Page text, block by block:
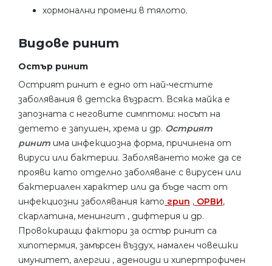
хормонални промени в тялото.
Видове ринит
Остър ринит
Острият ринит е едно от най-честите
заболявания в детска възраст. Всяка майка е
запозната с неговите симптоми: носът на
детето е запушен, хрема и др. Острият
ринит има инфекциозна форма, причинена от
вируси или бактерии. Заболяването може да се
прояви като отделно заболяване с вирусен или
бактериален характер или да бъде част от
инфекциозни заболявания като грип , ОРВИ,
скарлатина, менингит , дифтерия и др.
Провокиращи фактори за остър ринит са
хипотермия, замърсен въздух, намален човешки
имунитет, алергии , аденоиди и хипертрофичен